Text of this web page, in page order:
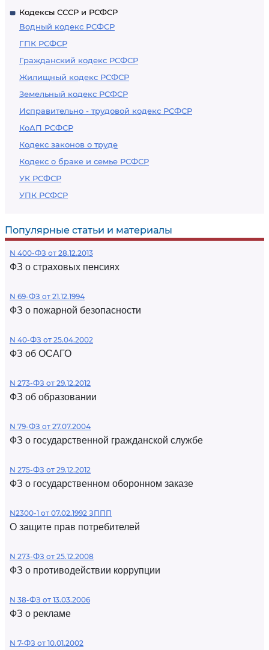
Кодексы СССР и РСФСР
Водный кодекс РСФСР
ГПК РСФСР
Гражданский кодекс РСФСР
Жилищный кодекс РСФСР
Земельный кодекс РСФСР
Исправительно - трудовой кодекс РСФСР
КоАП РСФСР
Кодекс законов о труде
Кодекс о браке и семье РСФСР
УК РСФСР
УПК РСФСР
Популярные статьи и материалы
N 400-ФЗ от 28.12.2013
ФЗ о страховых пенсиях
N 69-ФЗ от 21.12.1994
ФЗ о пожарной безопасности
N 40-ФЗ от 25.04.2002
ФЗ об ОСАГО
N 273-ФЗ от 29.12.2012
ФЗ об образовании
N 79-ФЗ от 27.07.2004
ФЗ о государственной гражданской службе
N 275-ФЗ от 29.12.2012
ФЗ о государственном оборонном заказе
N2300-1 от 07.02.1992 ЗППП
О защите прав потребителей
N 273-ФЗ от 25.12.2008
ФЗ о противодействии коррупции
N 38-ФЗ от 13.03.2006
ФЗ о рекламе
N 7-ФЗ от 10.01.2002